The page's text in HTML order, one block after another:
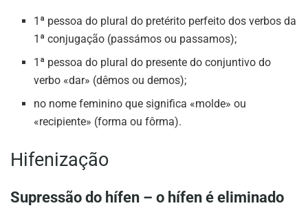
1ª pessoa do plural do pretérito perfeito dos verbos da
1ª conjugação (passámos ou passamos);
1ª pessoa do plural do presente do conjuntivo do
verbo «dar» (dêmos ou demos);
no nome feminino que significa «molde» ou
«recipiente» (forma ou fôrma).
Hifenização
Supressão do hífen – o hífen é eliminado